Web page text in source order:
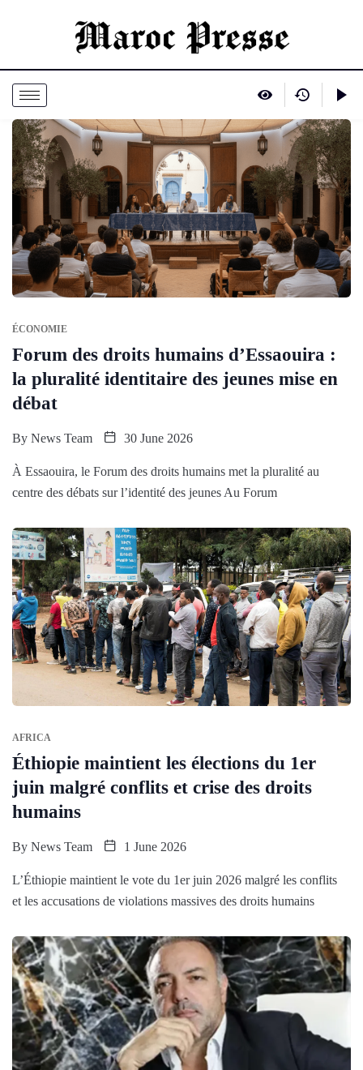
ÉCONOMIE
Forum des droits humains d’Essaouira :
la pluralité identitaire des jeunes mise en
débat
By News Team 30 June 2026
À Essaouira, le Forum des droits humains met la pluralité au
centre des débats sur l’identité des jeunes Au Forum
AFRICA
Éthiopie maintient les élections du 1er
juin malgré conflits et crise des droits
humains
By News Team 1 June 2026
L’Éthiopie maintient le vote du 1er juin 2026 malgré les conflits
et les accusations de violations massives des droits humains